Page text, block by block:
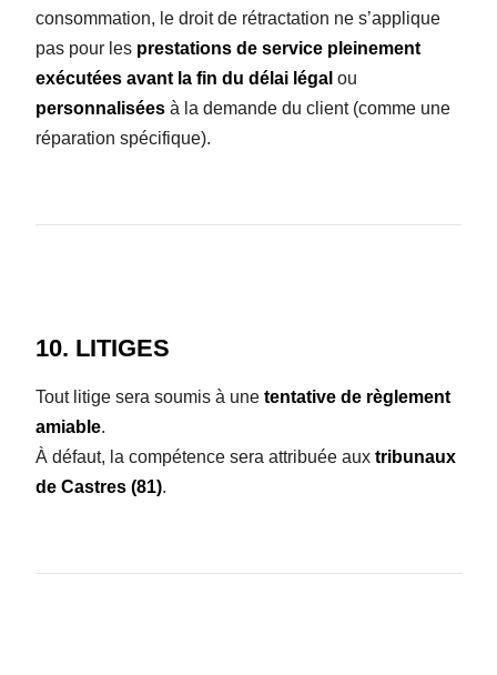
consommation, le droit de rétractation ne s’applique
pas pour les prestations de service pleinement
exécutées avant la fin du délai légal ou
personnalisées à la demande du client (comme une
réparation spécifique).
10. LITIGES
Tout litige sera soumis à une tentative de règlement
amiable.
À défaut, la compétence sera attribuée aux tribunaux
de Castres (81).